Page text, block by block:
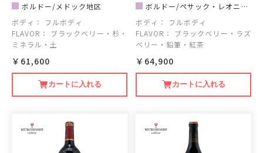
ボルドー/メドック地区
ボディ：
フルボディ
FLAVOR：
ブラックベリー・杉・
ミネラル・土
￥61,600
カートに入れる
ボルドー/ペサック・レオニャ
ン｜グラーヴ地区
ボディ：
フルボディ
FLAVOR：
ブラックベリー・ラズ
ベリー・鉛筆・紅茶
￥64,900
カートに入れる